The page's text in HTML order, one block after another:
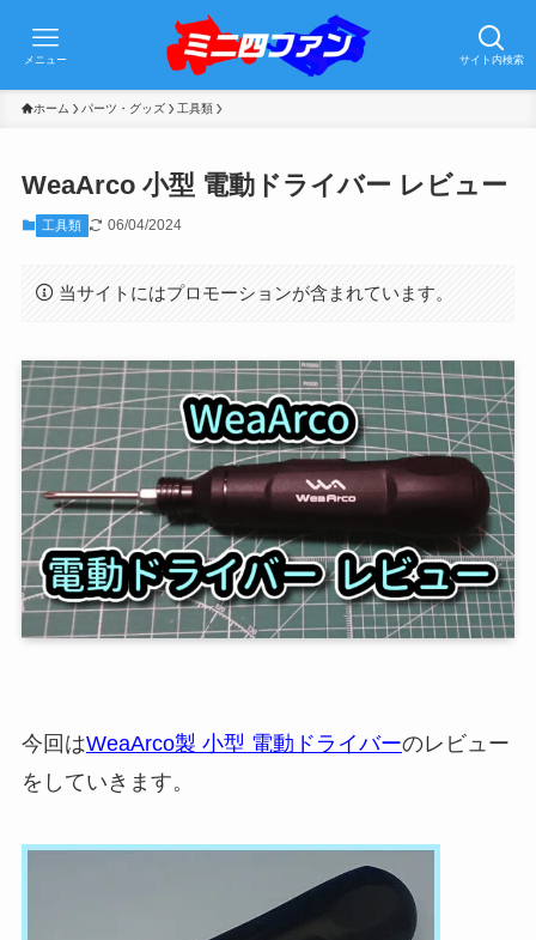
サイト内検索
メニュー
ホーム パーツ・グッズ 工具類
WeaArco 小型 電動ドライバー レビュー
工具類 06/04/2024
当サイトにはプロモーションが含まれています。
今回はWeaArco製 小型 電動ドライバーのレビュー
をしていきます。